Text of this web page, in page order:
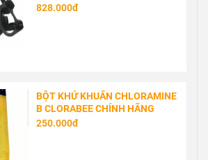
828.000đ
BỘT KHỬ KHUẨN CHLORAMINE
B CLORABEE CHÍNH HÃNG
250.000đ